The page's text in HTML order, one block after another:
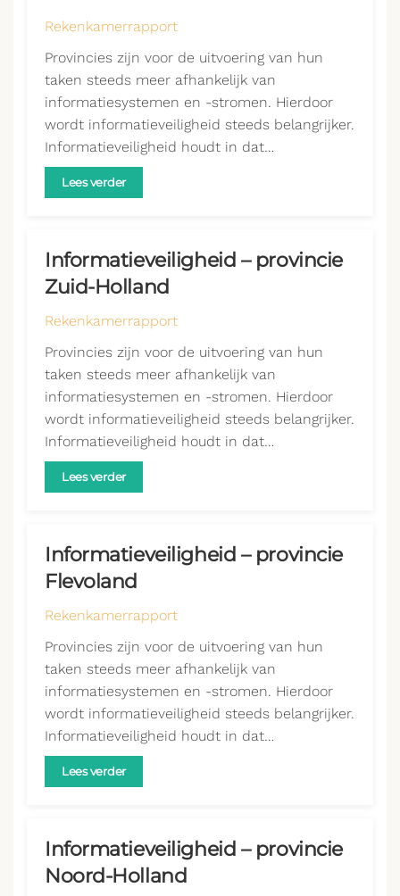
Rekenkamerrapport
Provincies zijn voor de uitvoering van hun
taken steeds meer afhankelijk van
informatiesystemen en -stromen. Hierdoor
wordt informatieveiligheid steeds belangrijker.
Informatieveiligheid houdt in dat…
Lees verder
Informatieveiligheid – provincie
Zuid-Holland
Rekenkamerrapport
Provincies zijn voor de uitvoering van hun
taken steeds meer afhankelijk van
informatiesystemen en -stromen. Hierdoor
wordt informatieveiligheid steeds belangrijker.
Informatieveiligheid houdt in dat…
Lees verder
Informatieveiligheid – provincie
Flevoland
Rekenkamerrapport
Provincies zijn voor de uitvoering van hun
taken steeds meer afhankelijk van
informatiesystemen en -stromen. Hierdoor
wordt informatieveiligheid steeds belangrijker.
Informatieveiligheid houdt in dat…
Lees verder
Informatieveiligheid – provincie
Noord-Holland